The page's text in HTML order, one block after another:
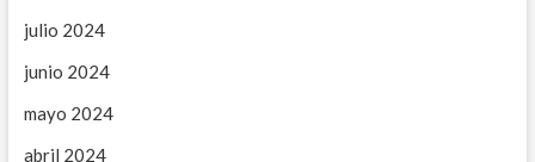
julio 2024
junio 2024
mayo 2024
abril 2024